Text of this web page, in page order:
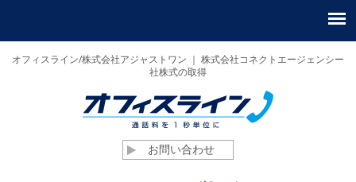
オフィスライン/株式会社アジャストワン ｜ 株式会社コネクトエージェンシー
社株式の取得
お問い合わせ